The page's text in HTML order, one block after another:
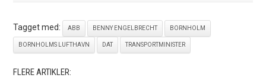
Tagget med: ABB BENNY ENGELBRECHT BORNHOLM
BORNHOLMS LUFTHAVN DAT TRANSPORTMINISTER
FLERE ARTIKLER: